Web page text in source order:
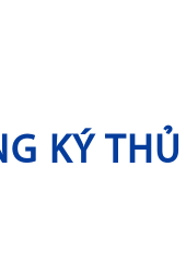
KÝ THỦ